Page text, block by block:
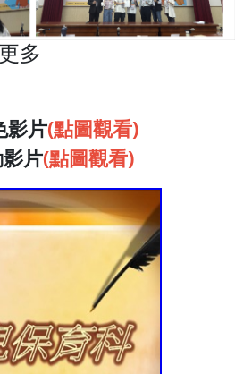
多
影片(點圖觀看)
片(點圖觀看)